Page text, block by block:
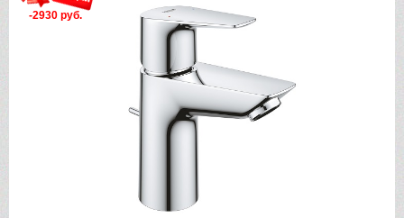
-2930 руб.